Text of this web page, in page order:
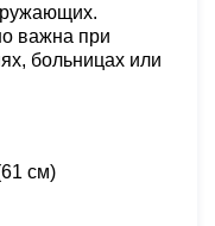
важна при
больницах или
см)